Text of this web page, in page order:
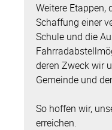
Weitere Etappen,
Schaffung einer
Schule und die
deren Zweck wir
Gemeinde und
So hoffen wir,
erreichen.